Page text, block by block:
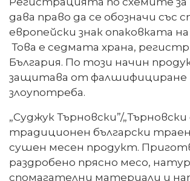
дава право да се обозначи със
европейски знак опаковката
Това е седмата храна,
България. По този начин
защитава от фалшифициране
злоупотреба.
„Суджук Търновски”/„Търновски
традиционен български
сушен месен продукт.
раздробено прясно месо,
спомагателни материали и